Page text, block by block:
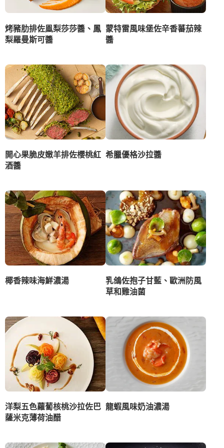
烤豬肋排佐鳯梨莎莎醬、鳳
梨羅曼斯可醬
蒙特雷風味堡佐辛香蕃茄辣
醬
開心果脆皮嫩羊排佐櫻桃紅
酒醬
希臘優格沙拉醬
椰香辣味海鮮濃湯
乳鴿佐抱子甘藍、歐洲防風
草和雞油菌
洋梨五色蘿蔔核桃沙拉佐巴
薩米克薄荷油醋
龍蝦風味奶油濃湯